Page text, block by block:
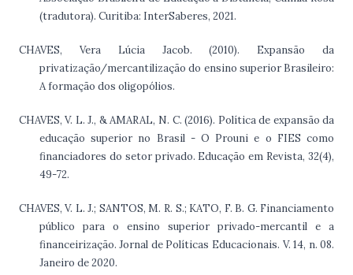
(tradutora). Curitiba: InterSaberes, 2021.
CHAVES, Vera Lúcia Jacob. (2010). Expansão da
privatização/mercantilização do ensino superior Brasileiro:
A formação dos oligopólios.
CHAVES, V. L. J., & AMARAL, N. C. (2016). Política de expansão da
educação superior no Brasil - O Prouni e o FIES como
financiadores do setor privado. Educação em Revista, 32(4),
49-72.
CHAVES, V. L. J.; SANTOS, M. R. S.; KATO, F. B. G. Financiamento
público para o ensino superior privado-mercantil e a
financeirização. Jornal de Políticas Educacionais. V. 14, n. 08.
Janeiro de 2020.